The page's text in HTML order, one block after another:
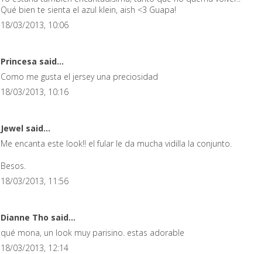
Qué bien te sienta el azul klein, aish <3 Guapa!
18/03/2013, 10:06
Princesa said...
Como me gusta el jersey una preciosidad
18/03/2013, 10:16
Jewel said...
Me encanta este look!! el fular le da mucha vidilla la conjunto.
Besos.
18/03/2013, 11:56
Dianne Tho said...
qué mona, un look muy parisino. estas adorable
18/03/2013, 12:14